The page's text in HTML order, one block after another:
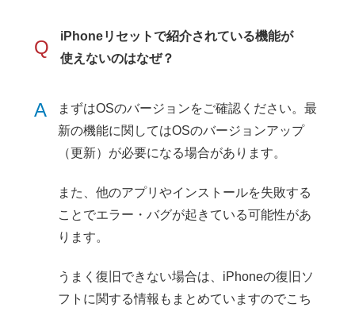
Q
iPhoneリセットで紹介されている機能が
使えないのはなぜ？
A
まずはOSのバージョンをご確認ください。最
新の機能に関してはOSのバージョンアップ
（更新）が必要になる場合があります。
また、他のアプリやインストールを失敗する
ことでエラー・バグが起きている可能性があ
ります。
うまく復旧できない場合は、iPhoneの復旧ソ
フトに関する情報もまとめていますのでこち